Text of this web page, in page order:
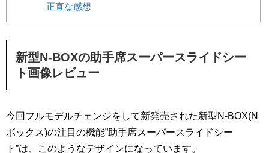
正直な感想
新型N-BOXの助手席スーパースライドシー
ト画像レビュー
今回フルモデルチェンジをして新発売された新型N-BOX(N
ボックス)の注目の機能”助手席スーパースライドシー
ト”は、このようなデザインになっています。